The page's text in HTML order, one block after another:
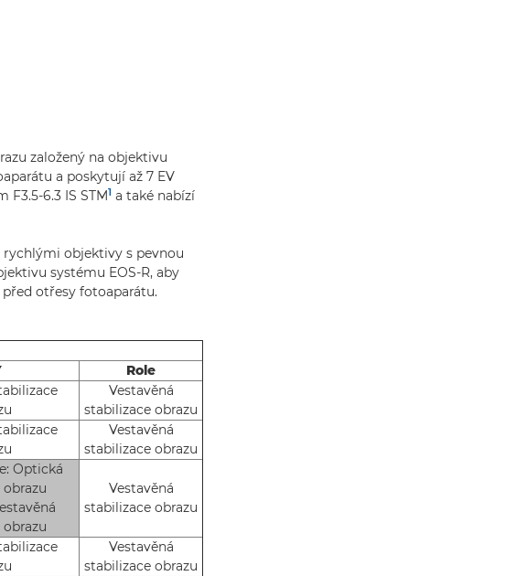
založený na objektivu
a poskytují až 7 EV
6.3 IS STM1 a také nabízí
rychlými objektivy s pevnou
systému EOS-R, aby
otřesy fotoaparátu.
Role
Vestavěná
stabilizace obrazu
Vestavěná
stabilizace obrazu
Optická
Vestavěná
stabilizace obrazu
Vestavěná
stabilizace obrazu